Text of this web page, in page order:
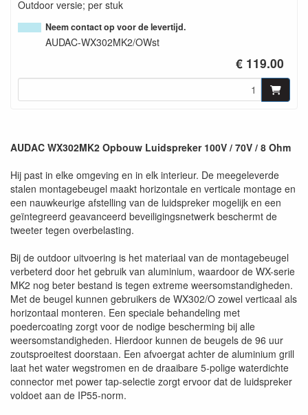
Outdoor versie; per stuk
Neem contact op voor de levertijd.
AUDAC-WX302MK2/OWst
€ 119.00
AUDAC WX302MK2 Opbouw Luidspreker 100V / 70V / 8 Ohm
Hij past in elke omgeving en in elk interieur. De meegeleverde
stalen montagebeugel maakt horizontale en verticale montage en
een nauwkeurige afstelling van de luidspreker mogelijk en een
geïntegreerd geavanceerd beveiligingsnetwerk beschermt de
tweeter tegen overbelasting.
Bij de outdoor uitvoering is het materiaal van de montagebeugel
verbeterd door het gebruik van aluminium, waardoor de WX-serie
MK2 nog beter bestand is tegen extreme weersomstandigheden.
Met de beugel kunnen gebruikers de WX302/O zowel verticaal als
horizontaal monteren. Een speciale behandeling met
poedercoating zorgt voor de nodige bescherming bij alle
weersomstandigheden. Hierdoor kunnen de beugels de 96 uur
zoutsproeitest doorstaan. Een afvoergat achter de aluminium grill
laat het water wegstromen en de draaibare 5-polige waterdichte
connector met power tap-selectie zorgt ervoor dat de luidspreker
voldoet aan de IP55-norm.